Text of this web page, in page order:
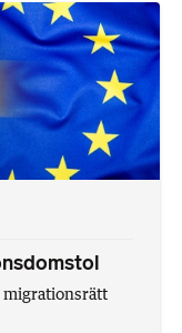
migrationsrätt